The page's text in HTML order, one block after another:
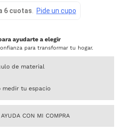
ayudarte a elegir
para transformar tu hogar.
de material
medir tu espacio
CON MI COMPRA